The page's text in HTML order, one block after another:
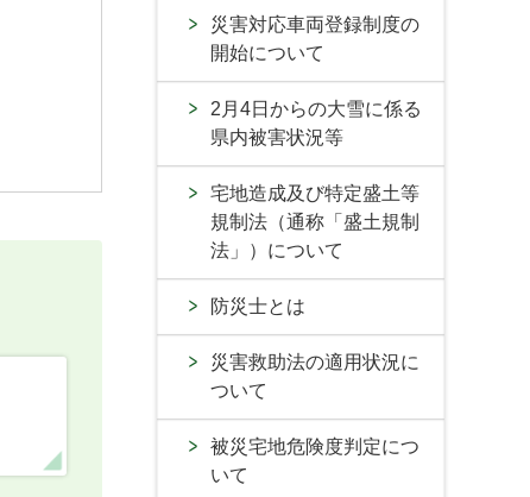
災害対応車両登録制度の
開始について
2月4日からの大雪に係る
県内被害状況等
宅地造成及び特定盛土等
規制法（通称「盛土規制
法」）について
防災士とは
災害救助法の適用状況に
ついて
被災宅地危険度判定につ
いて